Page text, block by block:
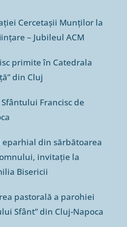
Cercetașii Munților la
– Jubileul ACM
primite în Catedrala
din Cluj
Francisc de
din sărbătoarea
invitație la
Bisericii
pastorală a parohiei
Sfânt” din Cluj-Napoca